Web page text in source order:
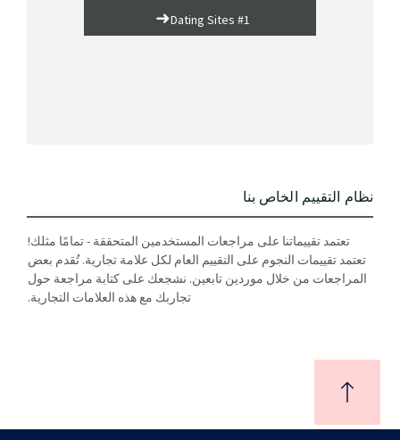
Dating Sites #1
➜
نظام التقييم الخاص بنا
تعتمد تقييماتنا على مراجعات المستخدمين المتحققة - تمامًا مثلك!
تعتمد تقييمات النجوم على التقييم العام لكل علامة تجارية. تُقدم بعض
المراجعات من خلال موردين تابعين. نشجعك على كتابة مراجعة حول
تجاربك مع هذه العلامات التجارية.